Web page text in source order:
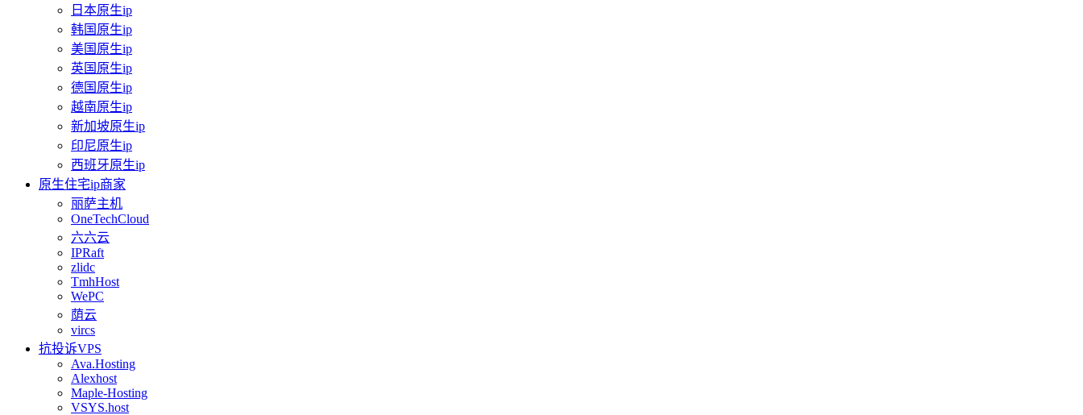
日本原生ip
韩国原生ip
美国原生ip
英国原生ip
德国原生ip
越南原生ip
新加坡原生ip
印尼原生ip
西班牙原生ip
原生住宅ip商家
丽萨主机
OneTechCloud
六六云
IPRaft
zlidc
TmhHost
WePC
荫云
vircs
抗投诉VPS
Ava.Hosting
Alexhost
Maple-Hosting
VSYS.host